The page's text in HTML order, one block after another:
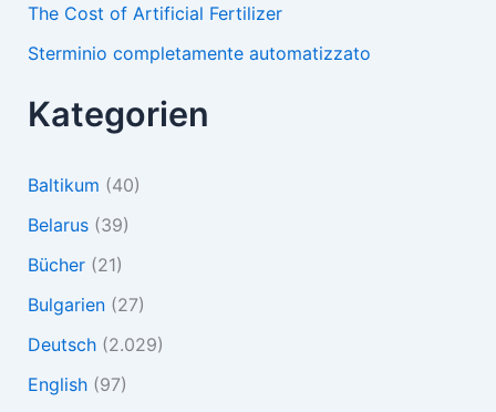
The Cost of Artificial Fertilizer
Sterminio completamente automatizzato
Kategorien
Baltikum (40)
Belarus(39)
Bücher(21)
Bulgarien(27)
Deutsch(2.029)
English(97)